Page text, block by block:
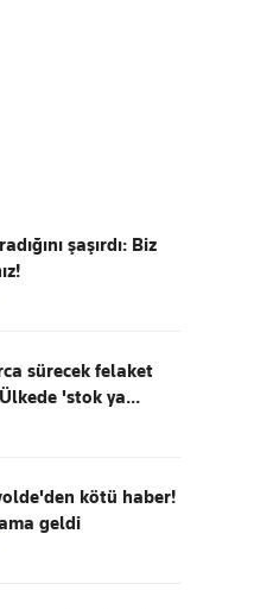
şaşırdı: Biz
sürecek felaket
'stok ya...
kötü haber!
geldi